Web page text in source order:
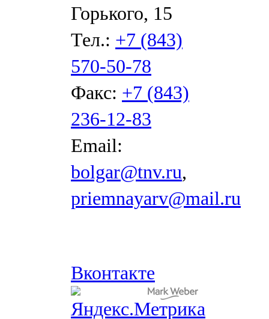
Горького, 15
Тел.: +7 (843)
570-50-78
Факс: +7 (843)
236-12-83
Email:
bolgar@tnv.ru,
priemnayarv@mail.ru
Вконтакте